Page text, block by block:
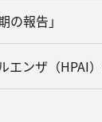
の報告」
エンザ（HPAI